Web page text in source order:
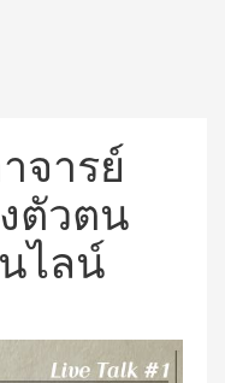
จารย์
ตัวตน
ไลน์